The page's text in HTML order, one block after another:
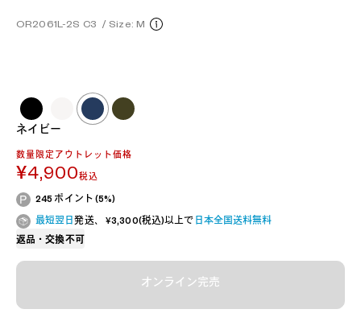
OR2061L-2S C3 / Size: M
ネイビー
数量限定アウトレット価格
¥4,900 税込
245 ポイント (5%)
最短翌日発送、 ¥3,300(税込)以上で 日本全国送料無料
返品・交換不可
オンライン完売